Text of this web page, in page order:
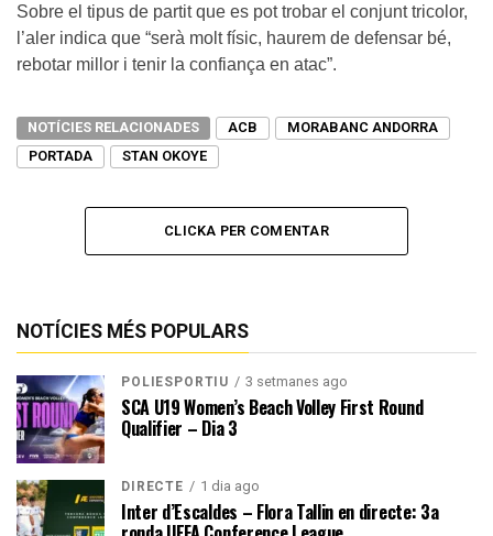
Sobre el tipus de partit que es pot trobar el conjunt tricolor,
l’aler indica que “serà molt físic, haurem de defensar bé,
rebotar millor i tenir la confiança en atac”.
NOTÍCIES RELACIONADES ACB
MORABANC ANDORRA
PORTADA
STAN OKOYE
CLICKA PER COMENTAR
NOTÍCIES MÉS POPULARS
POLIESPORTIU 3 setmanes ago
SCA U19 Women’s Beach Volley First Round
Qualifier – Dia 3
DIRECTE 1 dia ago
Inter d’Escaldes – Flora Tallin en directe: 3a